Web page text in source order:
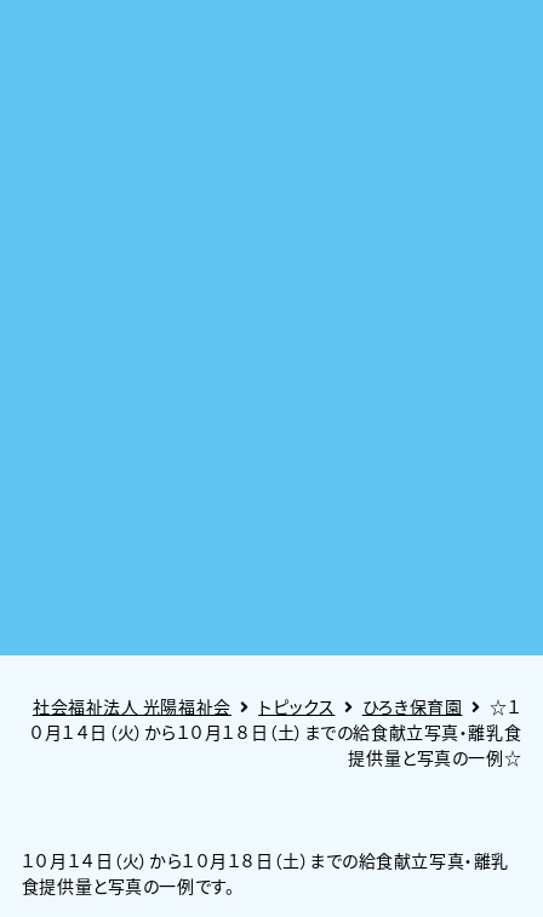
社会福祉法人 光陽福祉会 トピックス ひろき保育園
☆１
０月１４日（火）から１０月１８日（土）までの給食献立写真・離乳食
提供量と写真の一例☆
１０月１４日（火）から１０月１８日（土）までの給食献立写真・離乳
食提供量と写真の一例です。